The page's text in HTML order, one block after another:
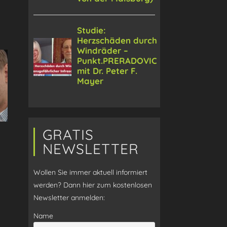
GRATIS
NEWSLETTER
Wollen Sie immer aktuell informiert
werden? Dann hier zum kostenlosen
Newsletter anmelden:
Name